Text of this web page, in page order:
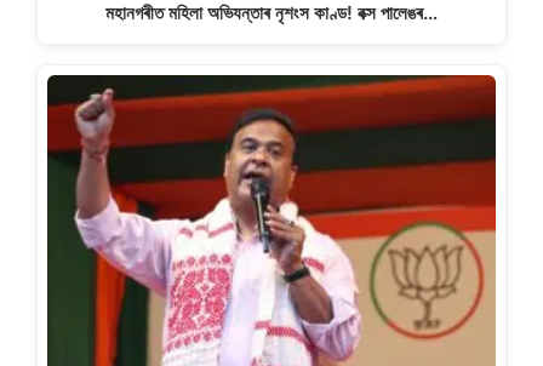
মহানগৰীত মহিলা অভিযন্তাৰ নৃশংস কাণ্ড! বক্স পালেঙৰ…